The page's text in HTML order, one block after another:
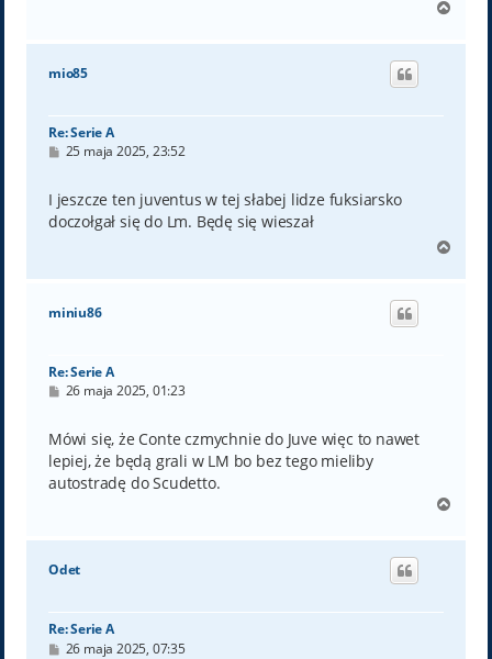
g
mio85
Re: Serie A
P
t
25 maja 2025, 23:52
I jeszcze ten juventus w tej słabej lidze fuksiarsko
doczołgał się do Lm. Będę się wieszał
g
miniu86
Re: Serie A
P
t
26 maja 2025, 01:23
Mówi się, że Conte czmychnie do Juve więc to nawet
lepiej, że będą grali w LM bo bez tego mieliby
autostradę do Scudetto.
g
Odet
Re: Serie A
P26 maja 2025, 07:35